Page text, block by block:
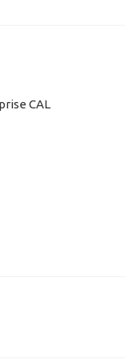
CAL